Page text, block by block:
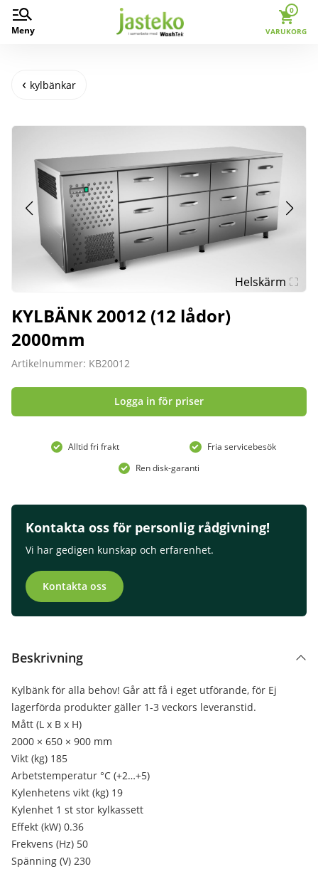
Meny
0
VARUKORG
kylbänkar
Helskärm
KYLBÄNK 20012 (12 lådor)
2000mm
Artikelnummer: KB20012
Logga in för priser
Alltid fri frakt
Fria servicebesök
Ren disk-garanti
Kontakta oss för personlig rådgivning!
Vi har gedigen kunskap och erfarenhet.
Kontakta oss
Beskrivning
Kylbänk för alla behov! Går att få i eget utförande, för Ej
lagerförda produkter gäller 1-3 veckors leveranstid.
Mått (L x B x H)
2000 × 650 × 900 mm
Vikt (kg) 185
Arbetstemperatur °C (+2…+5)
Kylenhetens vikt (kg) 19
Kylenhet 1 st stor kylkassett
Effekt (kW) 0.36
Frekvens (Hz) 50
Spänning (V) 230